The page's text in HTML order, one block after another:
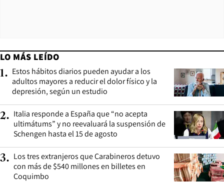
LO MÁS LEÍDO
1. Estos hábitos diarios pueden ayudar a los
adultos mayores a reducir el dolor físico y la
depresión, según un estudio
2. Italia responde a España que “no acepta
ultimátums” y no reevaluará la suspensión de
Schengen hasta el 15 de agosto
3. Los tres extranjeros que Carabineros detuvo
con más de $540 millones en billetes en
Coquimbo